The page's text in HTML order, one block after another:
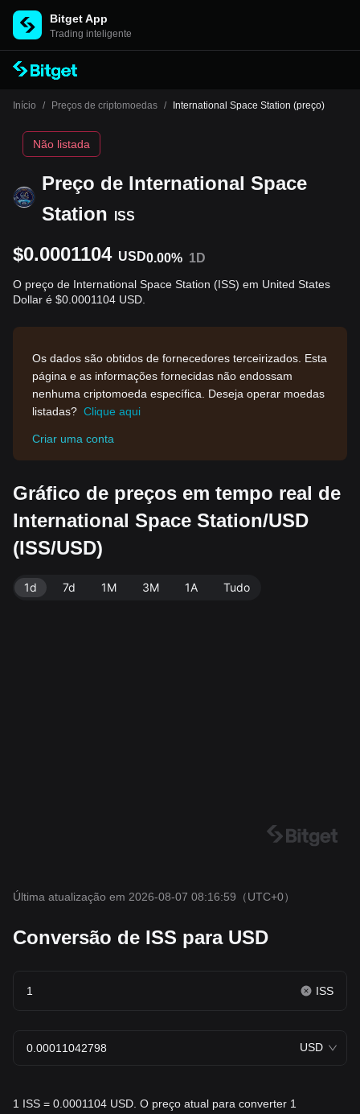
Bitget App
Trading inteligente
Início / Preços de criptomoedas / International Space Station (preço)
Preço de International Space
Station
ISS
Não listada
$0.0001104 USD0.00% 1D
O preço de International Space Station (ISS) em United States
Dollar é $0.0001104 USD.
Os dados são obtidos de fornecedores terceirizados. Esta
página e as informações fornecidas não endossam
nenhuma criptomoeda específica. Deseja operar moedas
listadas? Clique aqui
Criar uma conta
Gráfico de preços em tempo real de
International Space Station/USD
(ISS/USD)
1d 7d 1M 3M 1A Tudo
Última atualização em 2026-08-07 08:16:59 （UTC+0）
Conversão de ISS para USD
ISS
USD
1 ISS = 0.0001104 USD. O preço atual para converter 1